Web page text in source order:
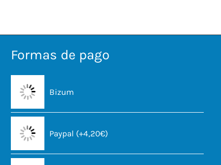
Formas de pago
Bizum
Paypal (+4,20€)